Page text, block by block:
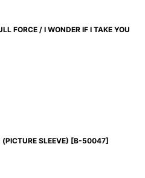
FORCE / I WONDER IF I TAKE YOU
SLEEVE) [B-50047]